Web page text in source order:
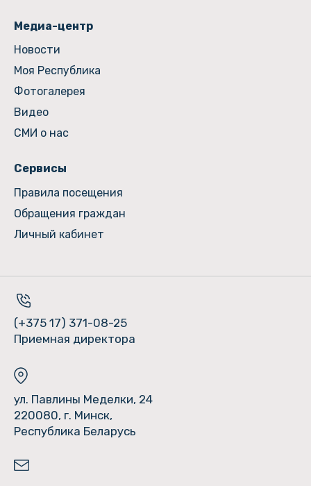
Медиа-центр
Новости
Моя Республика
Фотогалерея
Видео
СМИ о нас
Сервисы
Правила посещения
Обращения граждан
Личный кабинет
(+375 17) 371-08-25
Приемная директора
ул. Павлины Меделки, 24
220080, г. Минск,
Республика Беларусь